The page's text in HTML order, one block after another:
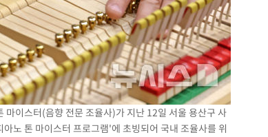
이스터(음향 전문 조율사)가 지난 12일 서울 용산구 사
노 톤 마이스터 프로그램'에 초빙되어 국내 조율사를 위